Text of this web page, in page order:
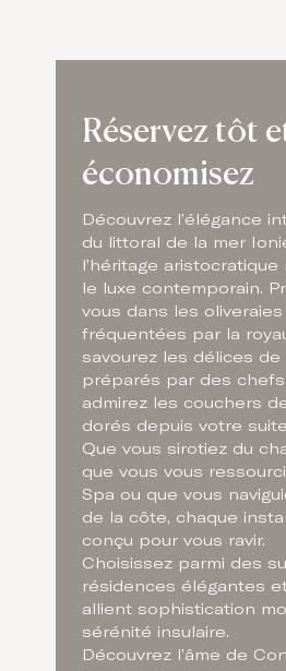
Réservez tôt
économisez
Découvrez l’élégance
du littoral de la mer
l’héritage
le luxe contemporain.
vous dans les
fréquentées par la
savourez les délices de
préparés par des
admirez les couchers
dorés depuis votre
Que vous sirotiez du
que vous vous
Spa ou que vous
de la côte, chaque
conçu pour vous ravir.
Choisissez parmi des
résidences élégantes
allient sophistication
sérénité insulaire.
Découvrez l’âme de